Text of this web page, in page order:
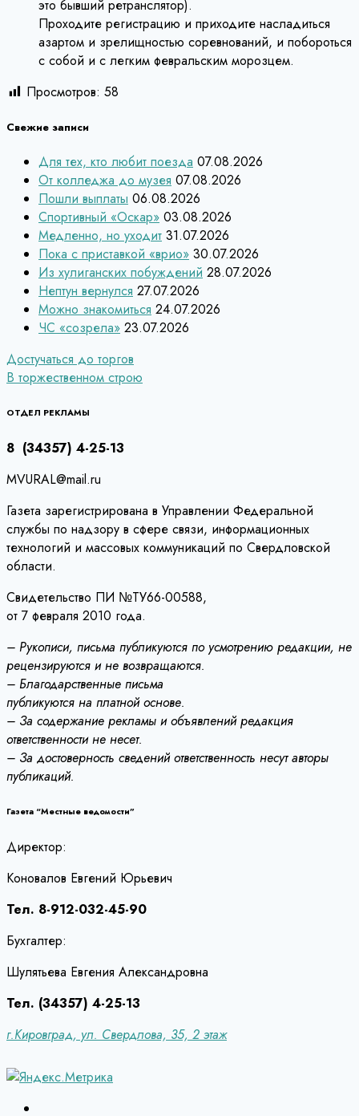
это бывший ретранслятор).
Проходите регистрацию и приходите насладиться
азартом и зрелищностью соревнований, и побороться
с собой и с легким февральским морозцем.
Просмотров: 58
Свежие записи
Для тех, кто любит поезда 07.08.2026
От колледжа до музея 07.08.2026
Пошли выплаты 06.08.2026
Спортивный «Оскар» 03.08.2026
Медленно, но уходит 31.07.2026
Пока с приставкой «врио» 30.07.2026
Из хулиганских побуждений 28.07.2026
Нептун вернулся 27.07.2026
Можно знакомиться 24.07.2026
ЧС «созрела» 23.07.2026
Навигация
по
записям
Достучаться до торгов
В торжественном строю
ОТДЕЛ РЕКЛАМЫ
8 (34357) 4-25-13
MVURAL@mail.ru
Газета зарегистрирована в Управлении Федеральной
службы по надзору в сфере связи, информационных
технологий и массовых коммуникаций по Свердловской
области.
Свидетельство ПИ №ТУ66-00588,
от 7 февраля 2010 года.
– Рукописи, письма публикуются по усмотрению редакции, не
рецензируются и не возвращаются.
– Благодарственные письма
публикуются на платной основе.
– За содержание рекламы и объявлений редакция
ответственности не несет.
– За достоверность сведений ответственность несут авторы
публикаций.
Газета “Местные ведомости”
Директор:
Коновалов Евгений Юрьевич
Тел. 8-912-032-45-90
Бухгалтер:
Шулятьева Евгения Александровна
Тел. (34357) 4-25-13
г.Кировград, ул. Свердлова, 35, 2 этаж